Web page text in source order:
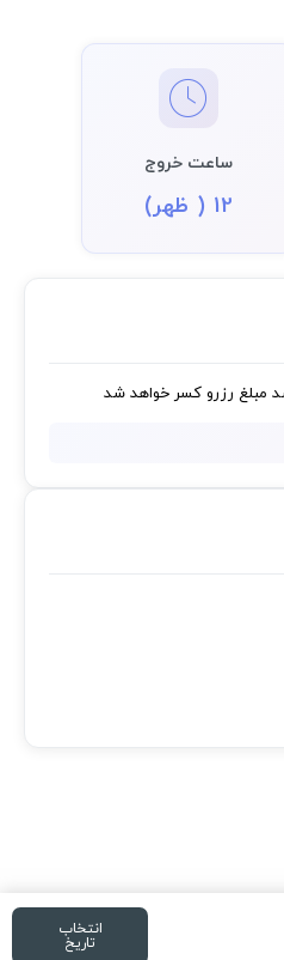
ساعت خروج
12 ( ظهر)
انتخاب
تاریخ